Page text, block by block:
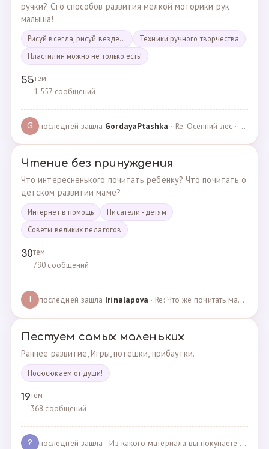
ручки? Сто способов развития мелкой моторики рук
малыша!
Рисуй всегда, рисуй везде...
Техники ручного творчества
Пластилин можно не только есть!
55тем
1 557 сообщений
G последней зашла GordayaPtashka · Re: Осенний лес · 05.05.2022
Чтение без принуждения
Что интересненького почитать ребёнку? Что почитать о
детском развитии маме?
Интернет в помощь
Писатели - детям
Советы великих педагогов
30тем
790 сообщений
последней зашла Irinalapova · Re: Что же почитать маме о правильном воспитании ре? · 23.02.2025
Пестуем самых маленьких
Раннее развитие, Игры, потешки, прибаутки.
Посюсюкаем от души!
19тем
368 сообщений
? последней зашла · Из какого материала вы покупаете одежду для своих д… · 03.05.2025